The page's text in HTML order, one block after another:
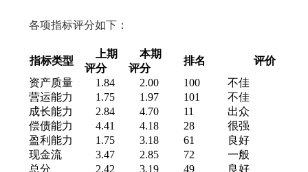
各项指标评分如下：
指标类型
上期
评分
本期
评分
排名
评价
资产质量
1.84 2.00 100
不佳
营运能力
1.75 1.97 101
不佳
成长能力
2.84 4.70 11
出众
偿债能力
4.41 4.18 28
很强
盈利能力
1.75 3.18 61
良好
现金流
3.47 2.85 72
一般
总分
2.42 3.19 49 良好